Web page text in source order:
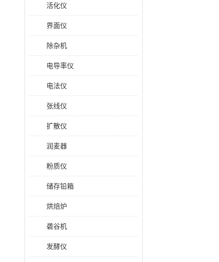
活化仪
界面仪
除杂机
电导率仪
电法仪
张线仪
扩散仪
润麦器
粉质仪
储存铅箱
烘焙炉
砻谷机
发酵仪